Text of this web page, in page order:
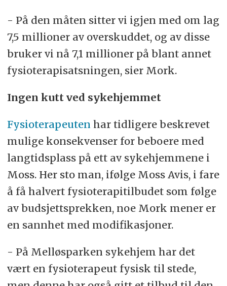
- På den måten sitter vi igjen med om lag
7,5 millioner av overskuddet, og av disse
bruker vi nå 7,1 millioner på blant annet
fysioterapisatsningen, sier Mork.
Ingen kutt ved sykehjemmet
Fysioterapeuten har tidligere beskrevet
mulige konsekvenser for beboere med
langtidsplass på ett av sykehjemmene i
Moss. Her sto man, ifølge Moss Avis, i fare
å få halvert fysioterapitilbudet som følge
av budsjettsprekken, noe Mork mener er
en sannhet med modifikasjoner.
- På Melløsparken sykehjem har det
vært en fysioterapeut fysisk til stede,